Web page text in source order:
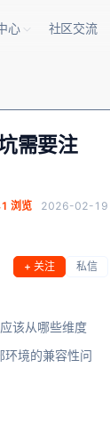
心 社区交流
需要注
浏览 2026-02-19
+ 关注 私信
该从哪些维度
环境的兼容性问